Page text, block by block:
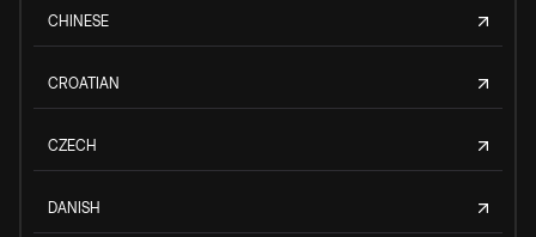
CHINESE
CROATIAN
CZECH
DANISH